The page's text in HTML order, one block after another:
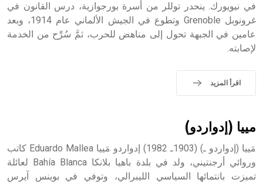
الملوك الذين حكموا مدينة إديسا (الرها) من أبجر الأول وحتى
التاسع، وهم ينتسبون إلى أسرة أوسروين
في نيويورك. ينحدر توللر من أسرة بورجوازية، درس القانون في
غرونوبل Grenoble وتطوع في الجيش الألماني عام 1914، وبعد
عامين في الجبهة تحول إلى مناهض للحرب، ثمَّ سُرِّح من الخدمة
لإصابته.
اقرأ المزيد
مييا (إدواردو)
مَييا (إدواردو ـ) (1903ـ 1982) إدواردو مَييا Eduardo Mallea كاتب
وروائي أرجنتيني، ولد في بلدة باهيا بلانكا Bahía Blanca لعائلة
تميزت بانتمائها السياسي الليبرالي، وتوفي في بوينس آيرس